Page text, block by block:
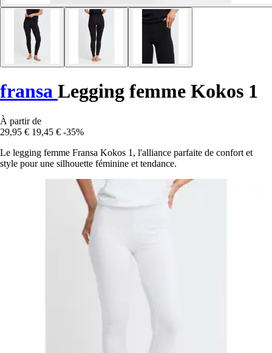
fransa Legging femme Kokos 1
À partir de
29,95 € 19,45 € -35%
Le legging femme Fransa Kokos 1, l'alliance parfaite de confort et
style pour une silhouette féminine et tendance.